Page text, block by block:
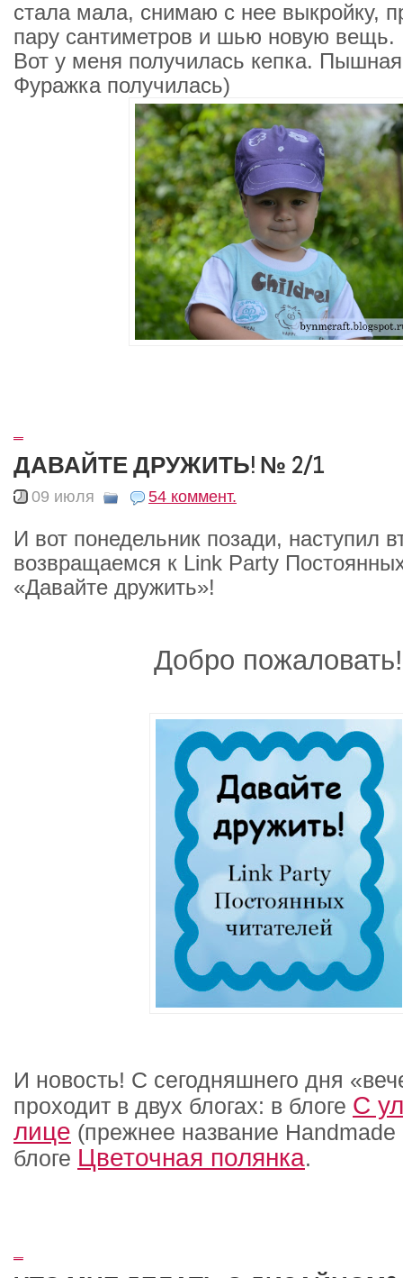
стала мала, снимаю с нее выкройку,
пару сантиметров и шью новую вещь.
Вот у меня получилась кепка.
Фуражка получилась)
ДАВАЙТЕ ДРУЖИТЬ! № 2/1
09 июля 54 коммент.
И вот понедельник позади, наступил
возвращаемся к Link Party
«Давайте дружить»!
Добро пожаловать!
И новость! С сегодняшнего дня
проходит в двух блогах: в блоге С
лице (прежнее название Handmade
блоге Цветочная полянка.